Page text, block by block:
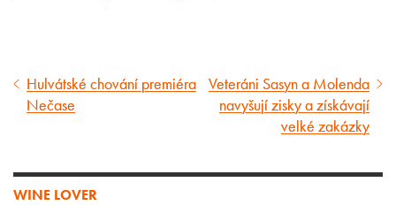
Předcházející
článek
Hulvátské chování premiéra
Nečase
Následující
článek
Veteráni Sasyn a Molenda
navyšují zisky a získávají
velké zakázky
WINE LOVER